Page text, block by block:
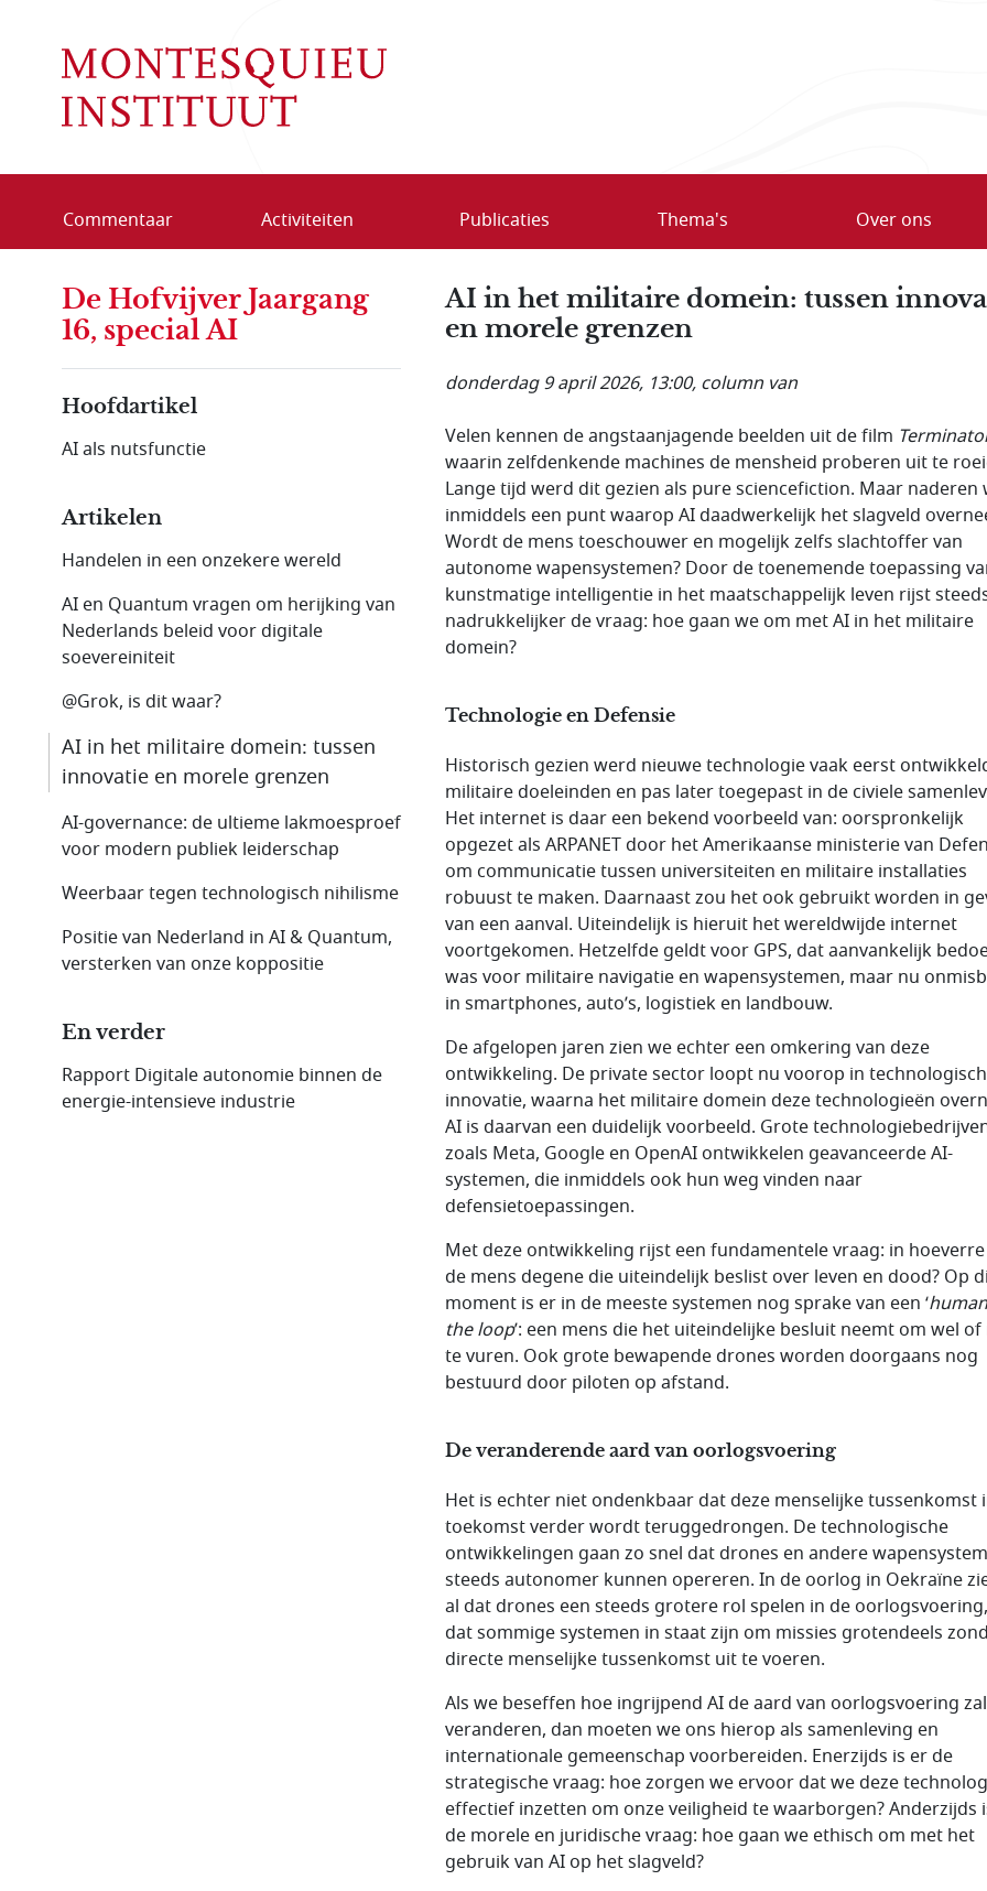
Commentaar Activiteiten Publicaties Thema's Over ons
AI in het militaire domein: tussen
en morele grenzen
donderdag 9 april 2026, 13:00, column van
Velen kennen de angstaanjagende beelden uit de film
waarin zelfdenkende machines de mensheid proberen uit te
Lange tijd werd dit gezien als pure sciencefiction. Maar naderen
inmiddels een punt waarop AI daadwerkelijk het slagveld
Wordt de mens toeschouwer en mogelijk zelfs slachtoffer van
autonome wapensystemen? Door de toenemende toepassing
kunstmatige intelligentie in het maatschappelijk leven rijst
nadrukkelijker de vraag: hoe gaan we om met AI in het militaire
domein?
Technologie en Defensie
Historisch gezien werd nieuwe technologie vaak eerst
militaire doeleinden en pas later toegepast in de civiele
Het internet is daar een bekend voorbeeld van: oorspronkelijk
opgezet als ARPANET door het Amerikaanse ministerie van
om communicatie tussen universiteiten en militaire installaties
robuust te maken. Daarnaast zou het ook gebruikt worden in
van een aanval. Uiteindelijk is hieruit het wereldwijde internet
voortgekomen. Hetzelfde geldt voor GPS, dat aanvankelijk
was voor militaire navigatie en wapensystemen, maar nu
in smartphones, auto’s, logistiek en landbouw.
De afgelopen jaren zien we echter een omkering van deze
ontwikkeling. De private sector loopt nu voorop in
innovatie, waarna het militaire domein deze technologieën
AI is daarvan een duidelijk voorbeeld. Grote
zoals Meta, Google en OpenAI ontwikkelen geavanceerde AI-
systemen, die inmiddels ook hun weg vinden naar
defensietoepassingen.
Met deze ontwikkeling rijst een fundamentele vraag: in
de mens degene die uiteindelijk beslist over leven en dood? Op
moment is er in de meeste systemen nog sprake van een ‘
the loop’: een mens die het uiteindelijke besluit neemt om wel
te vuren. Ook grote bewapende drones worden doorgaans nog
bestuurd door piloten op afstand.
De veranderende aard van oorlogsvoering
Het is echter niet ondenkbaar dat deze menselijke tussenkomst
toekomst verder wordt teruggedrongen. De technologische
ontwikkelingen gaan zo snel dat drones en andere
steeds autonomer kunnen opereren. In de oorlog in Oekraïne
al dat drones een steeds grotere rol spelen in de
dat sommige systemen in staat zijn om missies grotendeels
directe menselijke tussenkomst uit te voeren.
Als we beseffen hoe ingrijpend AI de aard van oorlogsvoering zal
veranderen, dan moeten we ons hierop als samenleving en
internationale gemeenschap voorbereiden. Enerzijds is er de
strategische vraag: hoe zorgen we ervoor dat we deze
effectief inzetten om onze veiligheid te waarborgen? Anderzijds
de morele en juridische vraag: hoe gaan we ethisch om met het
gebruik van AI op het slagveld?
De Hofvijver Jaargang
16, special AI
Hoofdartikel
AI als nutsfunctie
Artikelen
Handelen in een onzekere wereld
AI en Quantum vragen om herijking van
Nederlands beleid voor digitale
soevereiniteit
@Grok, is dit waar?
AI in het militaire domein: tussen
innovatie en morele grenzen
AI-governance: de ultieme lakmoesproef
voor modern publiek leiderschap
Weerbaar tegen technologisch nihilisme
Positie van Nederland in AI & Quantum,
versterken van onze koppositie
En verder
Rapport Digitale autonomie binnen de
energie-intensieve industrie